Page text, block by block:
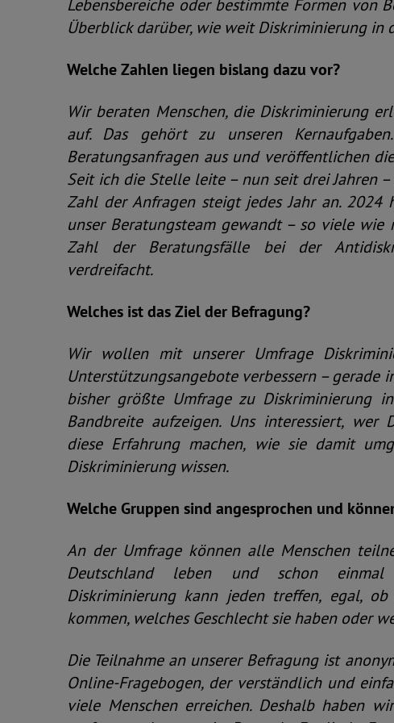
Lebensbereiche oder bestimmte Formen von
Überblick darüber, wie weit Diskriminierung
Welche Zahlen liegen bislang dazu vor?
Wir beraten Menschen, die Diskriminierung
auf. Das gehört zu unseren
Beratungsanfragen aus und veröffentlichen
Seit ich die Stelle leite – nun seit drei Jahren
Zahl der Anfragen steigt jedes Jahr an. 2024
unser Beratungsteam gewandt – so viele
Zahl der Beratungsfälle bei der
verdreifacht.
Welches ist das Ziel der Befragung?
Wir wollen mit unserer Umfrage
Unterstützungsangebote verbessern – gerade
bisher größte Umfrage zu Diskriminierung
Bandbreite aufzeigen. Uns interessiert, wer
diese Erfahrung machen, wie sie damit
Diskriminierung wissen.
Welche Gruppen sind angesprochen und
An der Umfrage können alle Menschen
Deutschland leben und schon einmal
Diskriminierung kann jeden treffen, egal,
kommen, welches Geschlecht sie haben oder
Die Teilnahme an unserer Befragung ist
Online-Fragebogen, der verständlich und
viele Menschen erreichen. Deshalb haben